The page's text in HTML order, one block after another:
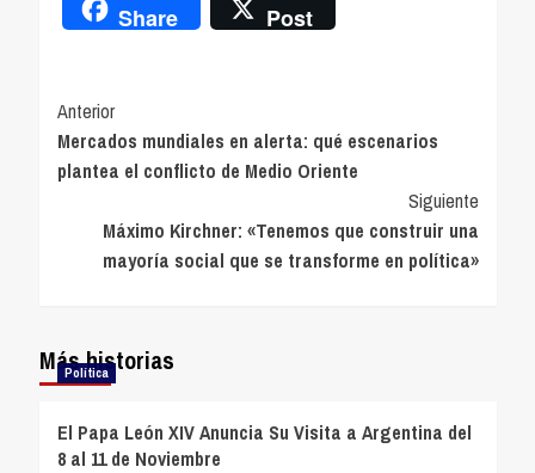
Share Post
Navegación
de
entradas
Anterior
Mercados mundiales en alerta: qué escenarios
plantea el conflicto de Medio Oriente
Siguiente
Máximo Kirchner: «Tenemos que construir una
mayoría social que se transforme en política»
Más historias
Política
El Papa León XIV Anuncia Su Visita a Argentina del
8 al 11 de Noviembre